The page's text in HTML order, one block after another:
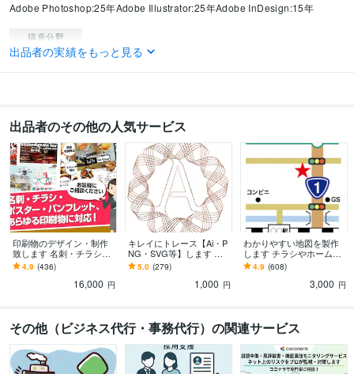
Adobe Photoshop:25年Adobe Illustrator:25年Adobe InDesign:15年
得意分野
デザイン制作 デザイン及びDTP作業
出品者の実績をもっと見る
出品者のその他の人気サービス
印刷物のデザイン・制作
致します 名刺・チラシ・
ポスター・パンフレッ
ト、あらゆる印刷物に対
4.9 (436)
16,000 円
キレイにトレース【Ai・P
NG・SVG等】します 名
刺・チラシ・ポスターで
拡大・縮小しても綺麗
5.0 (279)
1,000 円
わかりやすい地図を製作
します チラシやホームペ
ージに掲載する簡単な地
図が欲しい時
4.9 (608)
3,000 円
その他（ビジネス代行・事務代行）の関連サービス